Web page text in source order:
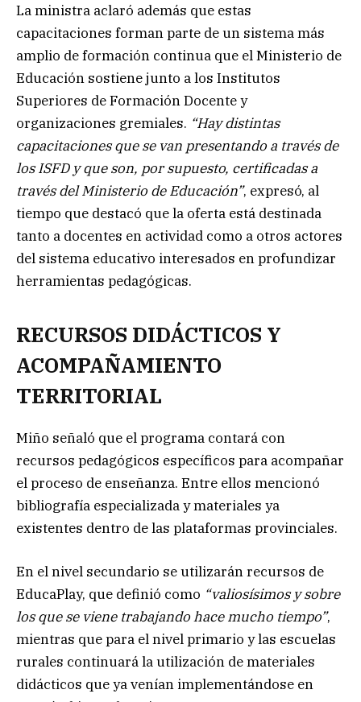
La ministra aclaró además que estas
capacitaciones forman parte de un sistema más
amplio de formación continua que el Ministerio de
Educación sostiene junto a los Institutos
Superiores de Formación Docente y
organizaciones gremiales. “Hay distintas
capacitaciones que se van presentando a través de
los ISFD y que son, por supuesto, certificadas a
través del Ministerio de Educación”, expresó, al
tiempo que destacó que la oferta está destinada
tanto a docentes en actividad como a otros actores
del sistema educativo interesados en profundizar
herramientas pedagógicas.
RECURSOS DIDÁCTICOS Y
ACOMPAÑAMIENTO
TERRITORIAL
Miño señaló que el programa contará con
recursos pedagógicos específicos para acompañar
el proceso de enseñanza. Entre ellos mencionó
bibliografía especializada y materiales ya
existentes dentro de las plataformas provinciales.
En el nivel secundario se utilizarán recursos de
EducaPlay, que definió como “valiosísimos y sobre
los que se viene trabajando hace mucho tiempo”,
mientras que para el nivel primario y las escuelas
rurales continuará la utilización de materiales
didácticos que ya venían implementándose en